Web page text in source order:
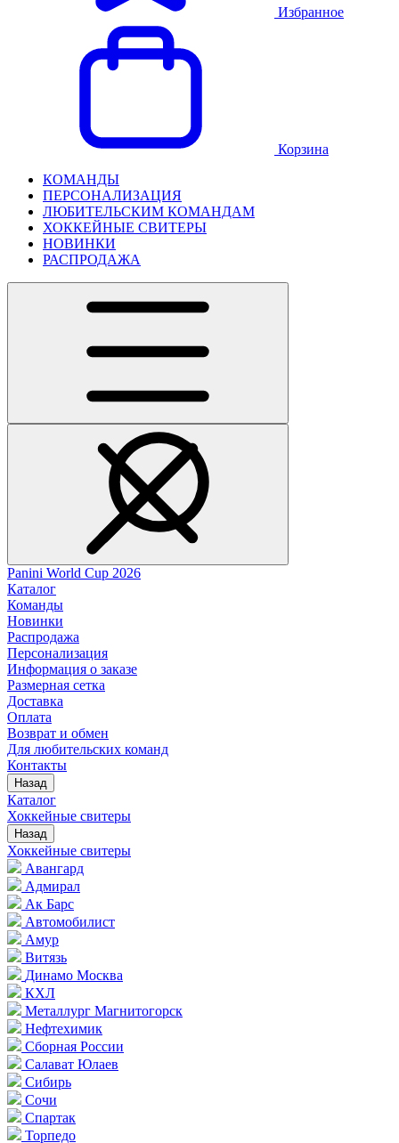
Избранное
Корзина
КОМАНДЫ
ПЕРСОНАЛИЗАЦИЯ
ЛЮБИТЕЛЬСКИМ КОМАНДАМ
ХОККЕЙНЫЕ СВИТЕРЫ
НОВИНКИ
РАСПРОДАЖА
Panini World Cup 2026
Каталог
Команды
Новинки
Распродажа
Персонализация
Информация о заказе
Размерная сетка
Доставка
Оплата
Возврат и обмен
Для любительских команд
Контакты
Назад
Каталог
Хоккейные свитеры
Назад
Хоккейные свитеры
Авангард
Адмирал
Ак Барс
Автомобилист
Амур
Витязь
Динамо Москва
КХЛ
Металлург Магнитогорск
Нефтехимик
Сборная России
Салават Юлаев
Сибирь
Сочи
Спартак
Торпедо